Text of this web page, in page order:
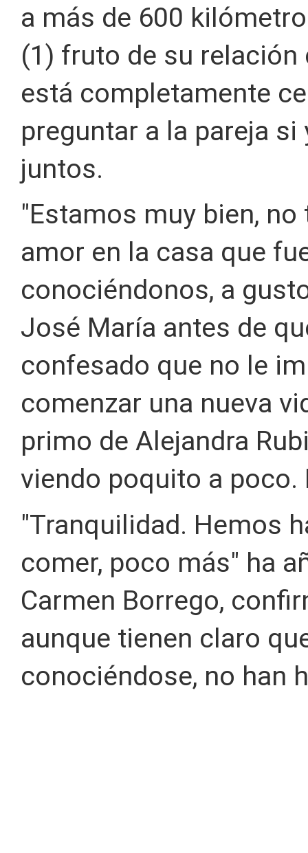
a más de 600
(1) fruto de su relación
está completamente
preguntar a la pareja
juntos.
"Estamos muy bien,
amor en la casa que
conociéndonos, a
José María antes de
confesado que no le
comenzar una nueva
primo de Alejandra
viendo poquito a poco.
"Tranquilidad. Hemos
comer, poco más" ha
Carmen Borrego,
aunque tienen claro
conociéndose, no han